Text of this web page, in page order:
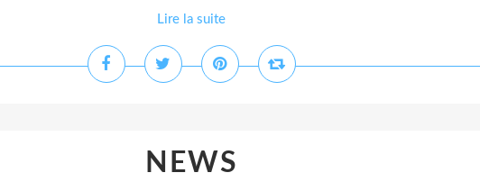
Lire la suite
NEWS